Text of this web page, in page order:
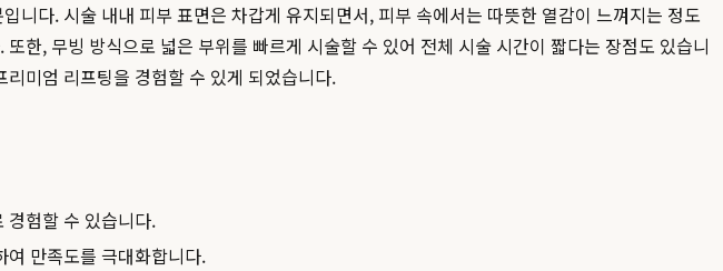
다. 시술 내내 피부 표면은 차갑게 유지되면서, 피부 속에서는 따뜻한 열감이 느껴지는 정도
한, 무빙 방식으로 넓은 부위를 빠르게 시술할 수 있어 전체 시술 시간이 짧다는 장점도 있습니
리미엄 리프팅을 경험할 수 있게 되었습니다.
경험할 수 있습니다.
만족도를 극대화합니다.